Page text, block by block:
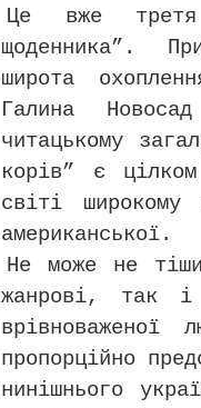
Це вже третя
щоденника”.
широта
Галина
читацькому
корів” є
світі
американської.
Не може не
жанрові, так і
врівноваженої
пропорційно
нинішнього